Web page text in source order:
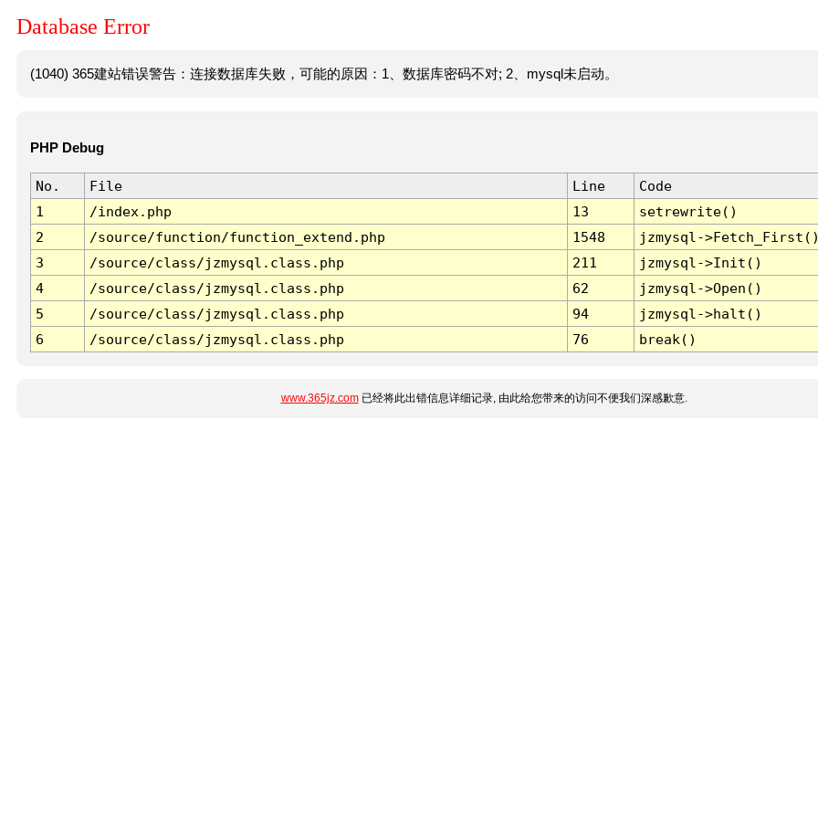
Database Error
(1040) 365建站错误警告：连接数据库失败，可能的原因：1、数据库密码不对; 2、mysql未启动。
PHP Debug
No. File Line
Code
1
/index.php 13
setrewrite()
2
/source/function/function_extend.php 1548
jzmysql-
3
/source/class/jzmysql.class.php 211
jzmysql->Init()
4
/source/class/jzmysql.class.php 62
jzmysql->Open()
5
/source/class/jzmysql.class.php 94
jzmysql->halt()
6
/source/class/jzmysql.class.php 76 break()
www.365jz.com已经将此出错信息详细记录, 由此给您带来的访问不便我们深感歉意.